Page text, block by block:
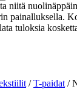
niitä
painalluksella.
tuloksia
/T-paidat /